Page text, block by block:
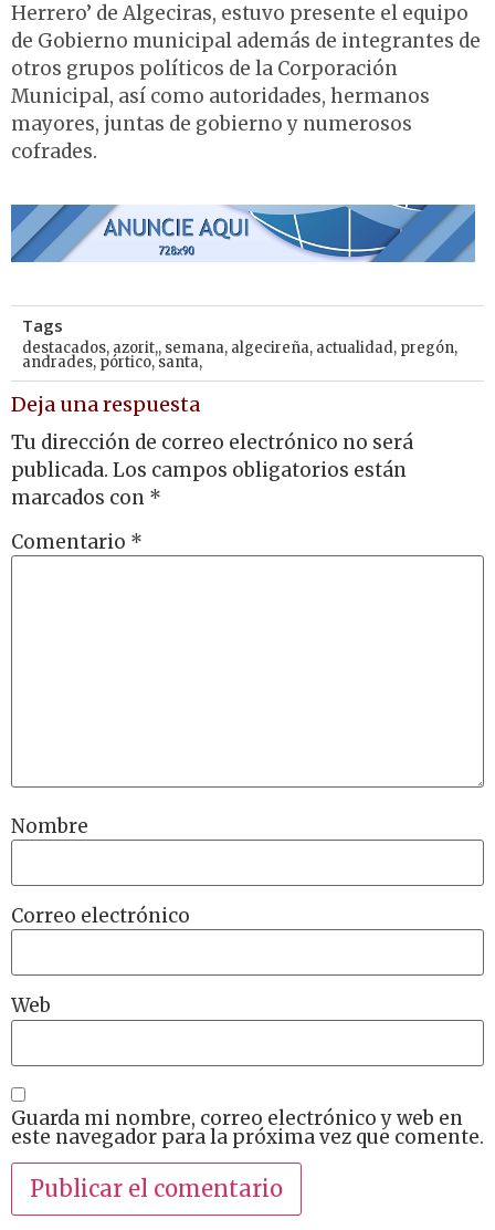
Herrero’ de Algeciras, estuvo presente el equipo
de Gobierno municipal además de integrantes de
otros grupos políticos de la Corporación
Municipal, así como autoridades, hermanos
mayores, juntas de gobierno y numerosos
cofrades.
Tags
destacados, azorit,, semana, algecireña, actualidad, pregón,
andrades, pórtico,santa,
Deja una respuesta
Tu dirección de correo electrónico no será
publicada. Los campos obligatorios están
marcados con *
Comentario *
Nombre
Correo electrónico
Web
Guarda mi nombre, correo electrónico y web en
este navegador para la próxima vez que comente.